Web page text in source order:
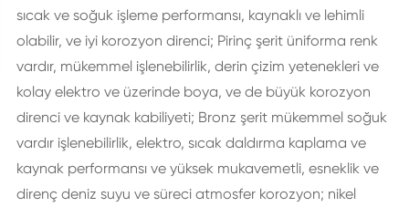
sıcak ve soğuk işleme performansı, kaynaklı ve lehimli
olabilir, ve iyi korozyon direnci; Pirinç şerit üniforma renk
vardır, mükemmel işlenebilirlik, derin çizim yetenekleri ve
kolay elektro ve üzerinde boya, ve de büyük korozyon
direnci ve kaynak kabiliyeti; Bronz şerit mükemmel soğuk
vardır işlenebilirlik, elektro, sıcak daldırma kaplama ve
kaynak performansı ve yüksek mukavemetli, esneklik ve
direnç deniz suyu ve süreci atmosfer korozyon; nikel